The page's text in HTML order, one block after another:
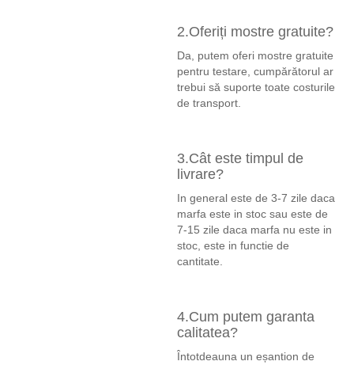
2.Oferiți mostre gratuite?
Da, putem oferi mostre gratuite
pentru testare, cumpărătorul ar
trebui să suporte toate costurile
de transport.
3.Cât este timpul de
livrare?
In general este de 3-7 zile daca
marfa este in stoc sau este de
7-15 zile daca marfa nu este in
stoc, este in functie de
cantitate.
4.Cum putem garanta
calitatea?
Întotdeauna un eșantion de